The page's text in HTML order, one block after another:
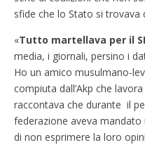
sfide che lo Stato si trovava
«Tutto martellava per il SI
media, i giornali, persino i
Ho un amico musulmano-
compiuta dall’Akp che
raccontava che durante il
federazione aveva mandato
di non esprimere la loro